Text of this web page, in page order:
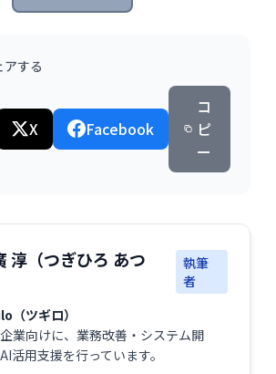
アする
X Facebook
コ
ピ
ー
淳（つぎひろ あつ
執筆
者
（ツギロ）
業向けに、業務改善・システム開
活用支援を行っています。